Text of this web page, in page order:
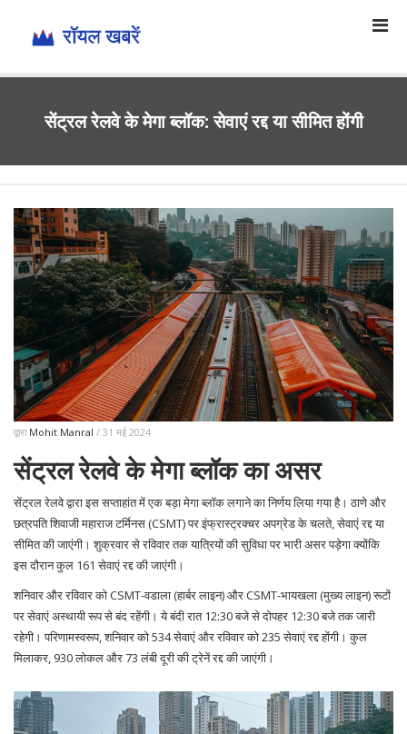
सेंट्रल रेलवे के मेगा ब्लॉक: सेवाएं रद्द या सीमित होंगी
द्वारा Mohit Manral / 31 मई 2024
सेंट्रल रेलवे के मेगा ब्लॉक का असर
सेंट्रल रेलवे द्वारा इस सप्ताहांत में एक बड़ा मेगा ब्लॉक लगाने का निर्णय लिया गया है। ठाणे और
छत्रपति शिवाजी महाराज टर्मिनस (CSMT) पर इंफ्रास्ट्रक्चर अपग्रेड के चलते, सेवाएं रद्द या
सीमित की जाएंगी। शुक्रवार से रविवार तक यात्रियों की सुविधा पर भारी असर पड़ेगा क्योंकि
इस दौरान कुल 161 सेवाएं रद्द की जाएंगी।
शनिवार और रविवार को CSMT-वडाला (हार्बर लाइन) और CSMT-भायखला (मुख्य लाइन) रूटों
पर सेवाएं अस्थायी रूप से बंद रहेंगी। ये बंदी रात 12:30 बजे से दोपहर 12:30 बजे तक जारी
रहेगी। परिणामस्वरूप, शनिवार को 534 सेवाएं और रविवार को 235 सेवाएं रद्द होंगी। कुल
मिलाकर, 930 लोकल और 73 लंबी दूरी की ट्रेनें रद्द की जाएंगी।